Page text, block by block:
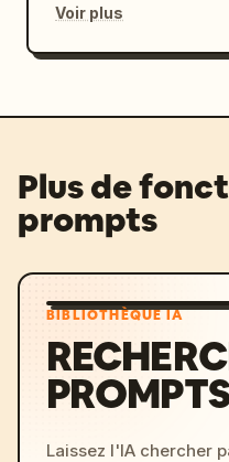
Voir plus
Plus de
prompts
BIBLIOTHÈQUE IA
Laissez l'IA chercher